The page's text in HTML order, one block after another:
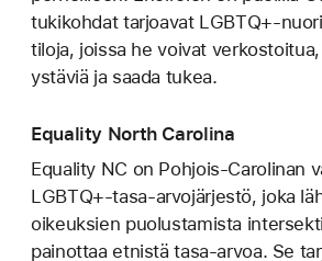
tukikohdat tarjoavat LGBTQ+-
tiloja, joissa he voivat
ystäviä ja saada tukea.
Equality North Carolina
Equality NC on Pohjois-Carolinan
LGBTQ+-tasa-arvojärjestö, joka
oikeuksien puolustamista
painottaa etnistä tasa-arvoa. Se